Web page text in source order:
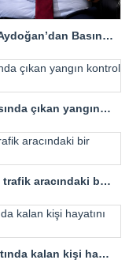
Afyon Park AVM Olayına İlişkin Ferhat Aydoğan’dan Basın Açıklaması
Adana’da narenciye paketleme fabrikasında çıkan yangın kontrol altına alındı
Adana’da kamyonun çarptığı jandarma trafik aracındaki bir personel yaralandı
Gaziantep’te devrilen iş makinesinin altında kalan kişi hayatını kaybetti